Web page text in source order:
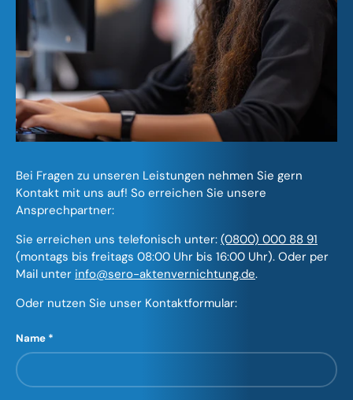
Bei Fragen zu unseren Leistungen nehmen Sie gern
Kontakt mit uns auf! So erreichen Sie unsere
Ansprechpartner:
Sie erreichen uns telefonisch unter: (0800) 000 88 91
(montags bis freitags 08:00 Uhr bis 16:00 Uhr). Oder per
Mail unter info@sero-aktenvernichtung.de.
Oder nutzen Sie unser Kontaktformular:
Name